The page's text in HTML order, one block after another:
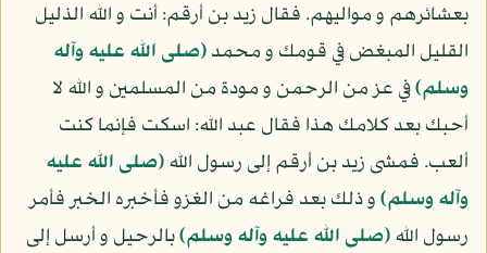
بعشائرهم و مواليهم. فقال زيد بن أرقم: أنت و الله الذليل
القليل المبغض في قومك و محمد(صلى الله عليه وآله
وسلم)في عز من الرحمن و مودة من المسلمين و الله لا
أحبك بعد كلامك هذا فقال عبد الله: اسكت فإنما كنت
ألعب. فمشى زيد بن أرقم إلى رسول الله(صلى الله عليه
وآله وسلم)و ذلك بعد فراغه من الغزو فأخبره الخبر فأمر
رسول الله(صلى الله عليه وآله وسلم)بالرحيل و أرسل إلى